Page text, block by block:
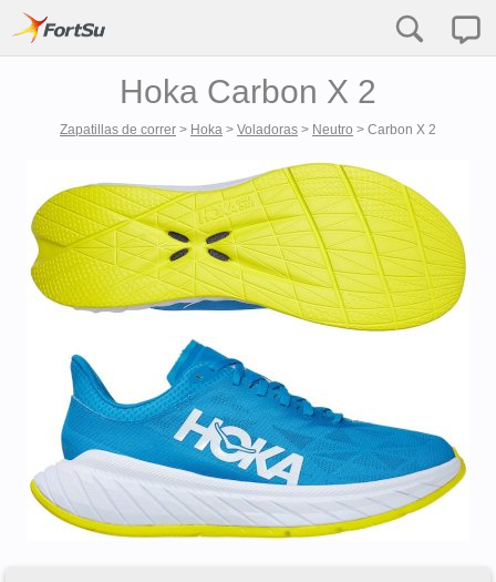
Hoka Carbon X 2
Zapatillas de correr > Hoka > Voladoras > Neutro > Carbon X 2